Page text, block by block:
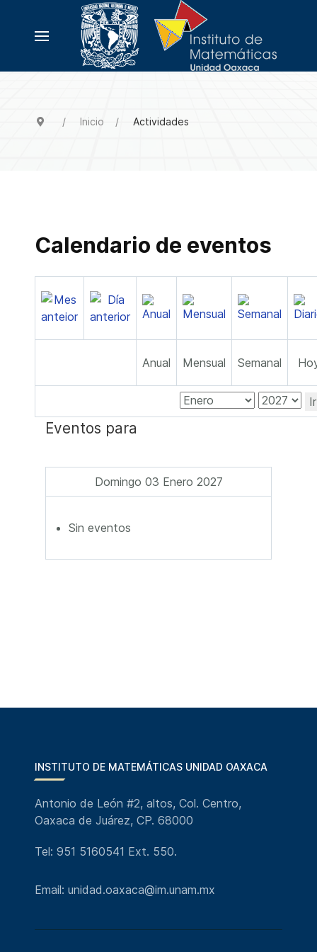
Inicio Actividades
Calendario de eventos
Anual Mensual Semanal
Eventos para
Domingo 03 Enero 2027
Sin eventos
INSTITUTO DE MATEMÁTICAS UNIDAD OAXACA
Antonio de León #2, altos, Col. Centro,
Oaxaca de Juárez, CP. 68000
Tel: 951 5160541 Ext. 550.
Email: unidad.oaxaca@im.unam.mx